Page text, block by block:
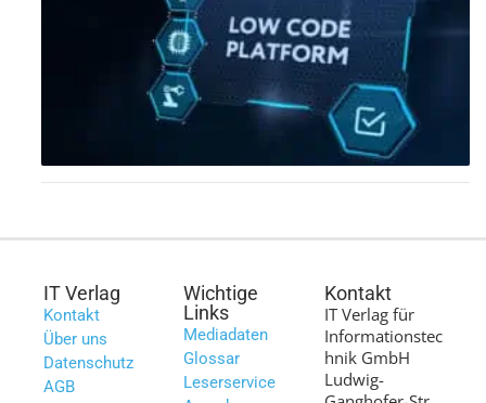
IT Verlag
Kontakt
Über uns
Datenschutz
AGB
Wichtige
Links
Mediadaten
Glossar
Leserservice
Kontakt
IT Verlag für
Informationstec
hnik GmbH
Ludwig-